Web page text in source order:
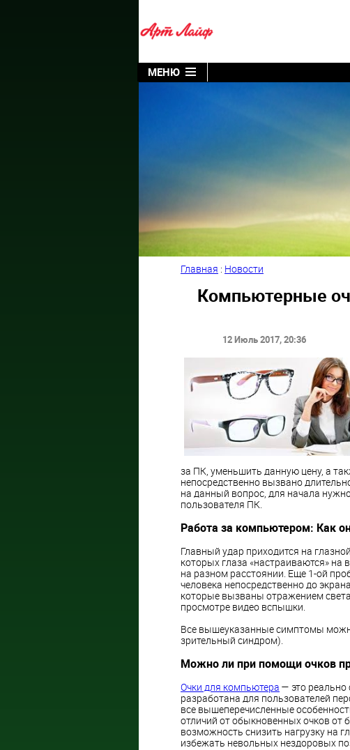
МЕНЮ
Главная : Новости
Компьютерные
12 Июль 2017, 20:36
за ПК, уменьшить данную цену, а
непосредственно вызвано
на данный вопрос, для начала
пользователя ПК.
Работа за компьютером: Как
Главный удар приходится на
которых глаза «настраиваются» на
на разном расстоянии. Еще 1-ой
человека непосредственно до
которые вызваны отражением
просмотре видео вспышки.
Все вышеуказанные симптомы
зрительный синдром).
Можно ли при помощи очков
Очки для компьютера — это
разработана для пользователей
все вышеперечисленные
отличий от обыкновенных очков от
возможность снизить нагрузку на
избежать невольных нездоровых